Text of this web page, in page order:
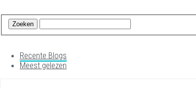
Recente Blogs
Meest gelezen